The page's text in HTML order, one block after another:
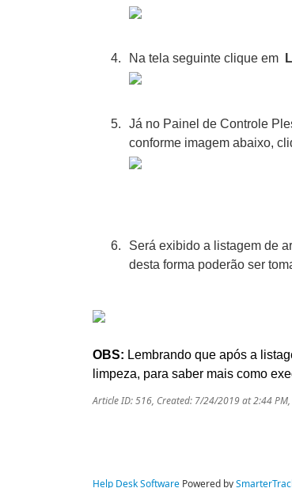
Na tela seguinte clique em
Já no Painel de Controle
conforme imagem abaixo,
Será exibido a listagem de
desta forma poderão ser
OBS: Lembrando que após a
limpeza, para saber mais como
Article ID: 516, Created: 7/24/2019 at 2:44 PM,
Help Desk Software Powered by